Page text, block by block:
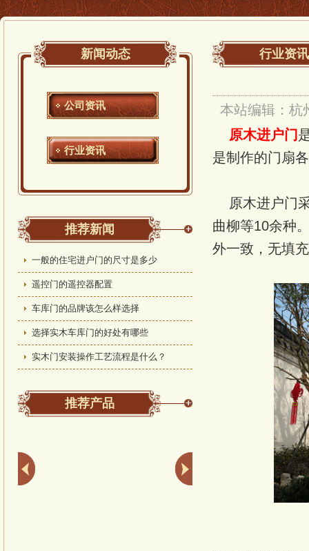
新闻动态
公司资讯
行业资讯
推荐新闻
一般的住宅进户门的尺寸是多少
遥控门的遥控器配置
车库门的品牌该怎么样选择
选择实木车库门的好处有哪些
实木门安装操作工艺流程是什么？
推荐产品
行业资讯
本站编辑：杭
原木进户门
是制作的门扇
原木进户门采
曲柳等10余种
外一致，无填